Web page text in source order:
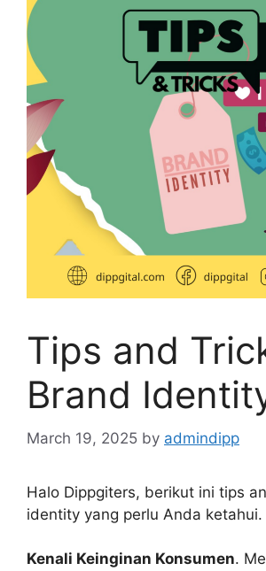
Tips and
Brand
March 19, 2025 by admindipp
Halo Dippgiters, berikut ini tips
identity yang perlu Anda ketahui.
Kenali Keinginan Konsumen.